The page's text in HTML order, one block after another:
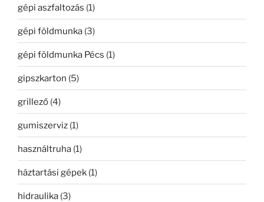
gépi aszfaltozás (1)
gépi földmunka (3)
gépi földmunka Pécs (1)
gipszkarton (5)
grillező (4)
gumiszerviz (1)
használtruha (1)
háztartási gépek (1)
hidraulika (3)